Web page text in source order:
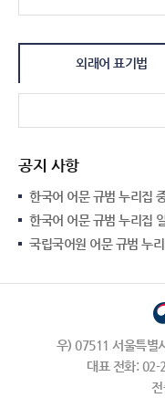
외래어 표기법
공지 사항
한국어 어문 규범 누리집
한국어 어문 규범 누리집
국립국어원 어문 규범 누
우) 07511 서울특별
대표 전화: